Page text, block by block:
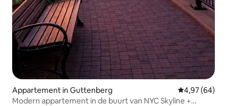
Appartement in Guttenberg Gemiddelde
4,97 (64)
Modern appartement in de buurt van NYC Skyline +